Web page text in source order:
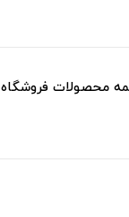
محصولات فروشگاه